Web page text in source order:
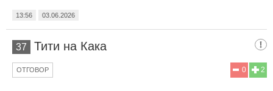
13:56 03.06.2026
37 Тити на Кака
2
0
ОТГОВОР